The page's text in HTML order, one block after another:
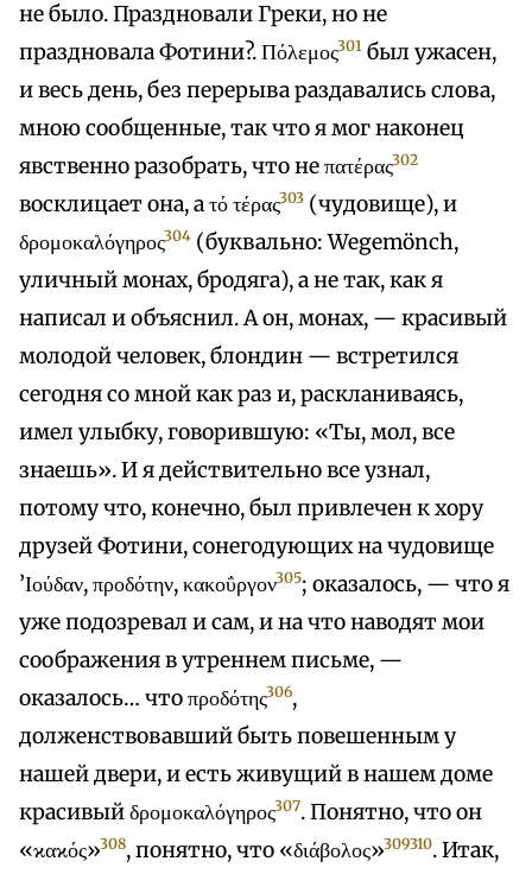
не было. Праздновали Греки, но не
праздновала Фотини?. Πόλεμος301 был ужасен,
и весь день, без перерыва раздавались слова,
мною сообщенные, так что я мог наконец
явственно разобрать, что не πατέρας302
восклицает она, a τό τέρας303 (чудовище), и
δρομοκαλόγηρος304 (буквально: Wegemönch,
уличный монах, бродяга), а не так, как я
написал и объяснил. А он, монах, — красивый
молодой человек, блондин — встретился
сегодня со мной как раз и, раскланиваясь,
имел улыбку, говорившую: «Ты, мол, все
знаешь». И я действительно все узнал,
потому что, конечно, был привлечен к хору
друзей Фотини, сонегодующих на чудовище
’Ιούδαν, προδότην, κακοΰργον305; оказалось, — что я
уже подозревал и сам, и на что наводят мои
соображения в утреннем письме, —
оказалось… что προδότης306,
долженствовавший быть повешенным у
нашей двери, и есть живущий в нашем доме
красивый δρομοκαλόγηρος307. Понятно, что он
«ϰαϰός»308, понятно, что «διάβολος»309310. Итак,